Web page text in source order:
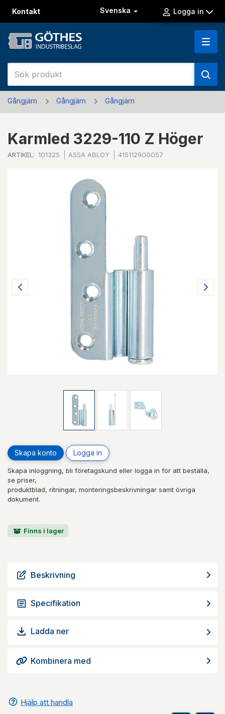
Kontakt Svenska Logga in
Gångjärn Gångjärn Gångjärn
Karmled 3229-110 Z Höger
ARTIKEL: 101325 ASSA ABLOY 415112900057
Skapa konto Logga in
Skapa inloggning, bli företagskund eller logga in för att beställa,
se priser,
produktblad, ritningar, monteringsbeskrivningar samt övriga
dokument.
Finns i lager
Beskrivning
Specifikation
Ladda ner
Kombinera med
Hjälp att handla